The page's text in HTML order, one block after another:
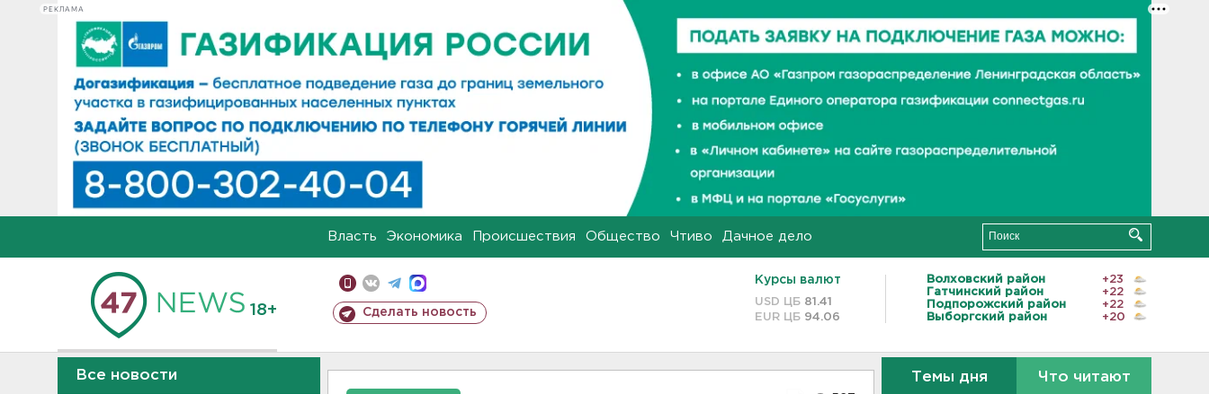
РЕКЛАМА
Власть Экономика Происшествия Общество Чтиво Дачное дело
18+ Сделать новость
Курсы валют
USD ЦБ 81.41
EUR ЦБ 94.06
Волховский район
+23
Гатчинский район
+22
Подпорожский район
+22
Выборгский район
+20
Все новости Темы дня Что читают